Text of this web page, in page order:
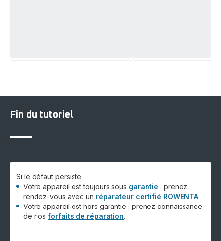
Fin du tutoriel
Si le défaut persiste :
Votre appareil est toujours sous garantie : prenez
rendez-vous avec un réparateur certifié ROWENTA.
Votre appareil est hors garantie : prenez connaissance
de nos forfaits de réparation.